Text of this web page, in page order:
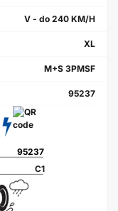
V - do 240 KM/H
XL
M+S 3PMSF
95237
95237
C1